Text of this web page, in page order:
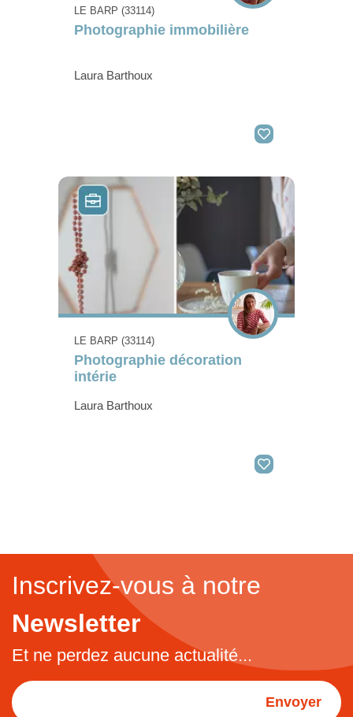
LE BARP (33114)
Photographie immobilière
Laura Barthoux
LE BARP (33114)
Photographie décoration
intérie
Laura Barthoux
Inscrivez-vous à notre
Newsletter
Et ne perdez aucune actualité...
Envoyer